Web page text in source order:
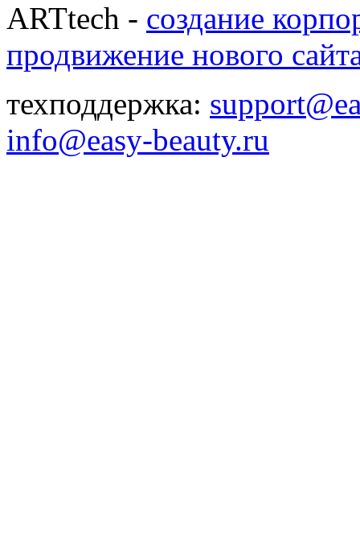
ARTtech - создание
продвижение нового
техподдержка:
info@easy-beauty.ru